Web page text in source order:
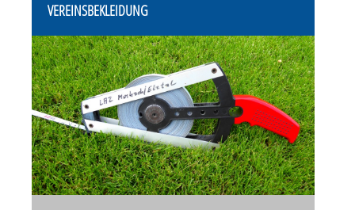
VEREINSBEKLEIDUNG